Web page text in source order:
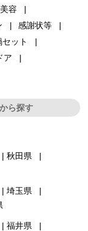
美容
感謝状等
セット
ア
ら探す
秋田県
埼玉県
福井県